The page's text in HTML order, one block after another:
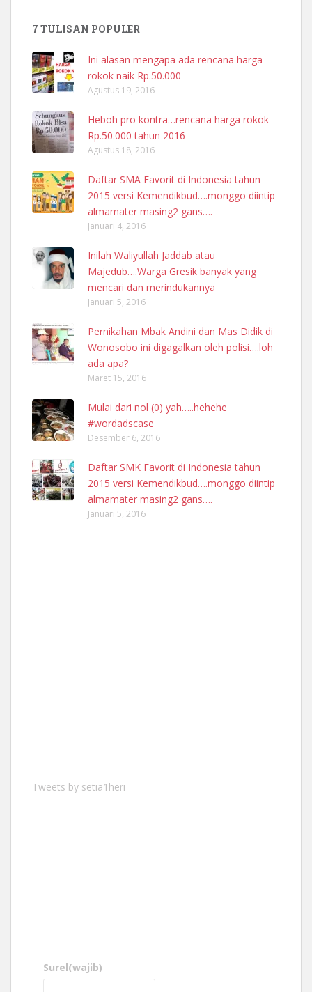
7 TULISAN POPULER
Ini alasan mengapa ada rencana harga
rokok naik Rp.50.000
Agustus 19, 2016
Heboh pro kontra…rencana harga rokok
Rp.50.000 tahun 2016
Agustus 18, 2016
Daftar SMA Favorit di Indonesia tahun
2015 versi Kemendikbud….monggo diintip
almamater masing2 gans….
Januari 4, 2016
Inilah Waliyullah Jaddab atau
Majedub….Warga Gresik banyak yang
mencari dan merindukannya
Januari 5, 2016
Pernikahan Mbak Andini dan Mas Didik di
Wonosobo ini digagalkan oleh polisi….loh
ada apa?
Maret 15, 2016
Mulai dari nol (0) yah…..hehehe
#wordadscase
Desember 6, 2016
Daftar SMK Favorit di Indonesia tahun
2015 versi Kemendikbud….monggo diintip
almamater masing2 gans….
Januari 5, 2016
Tweets by setia1heri
Surel(wajib)